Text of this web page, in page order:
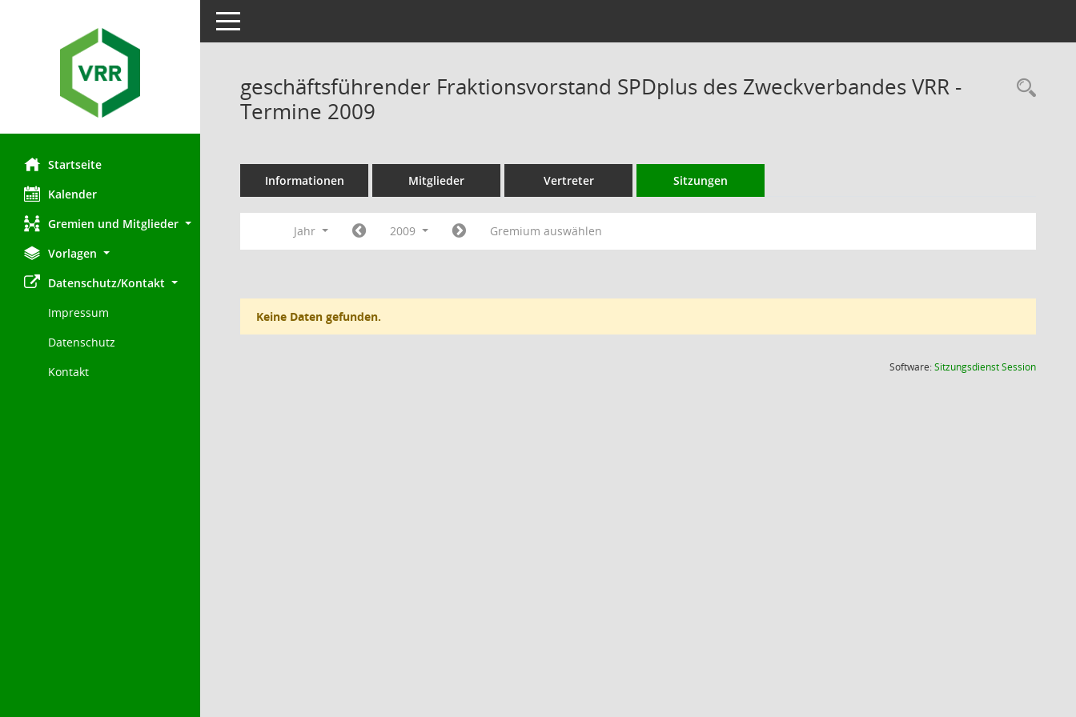
Startseite
Kalender
Gremien und Mitglieder
Vorlagen
Datenschutz/Kontakt
Impressum
Datenschutz
Kontakt
Toggle navigation
geschäftsführender Fraktionsvorstand SPDplus des Zweckverbandes VRR -
Termine 2009
Informationen Mitglieder Vertreter Sitzungen
Jahr 2009 Gremium auswählen
Keine Daten gefunden.
Software:SitzungsdienstSession(Wird in